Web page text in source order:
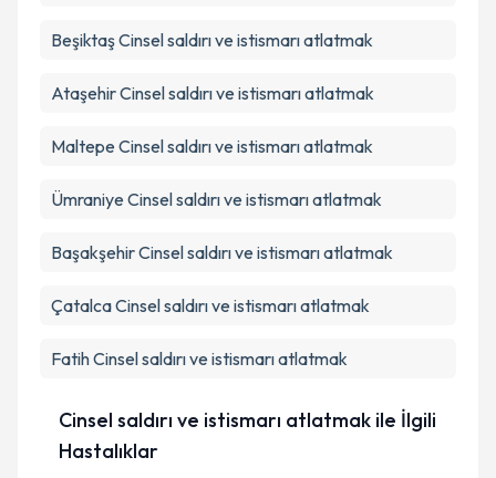
BeşiktaşCinsel saldırı ve istismarı atlatmak
AtaşehirCinsel saldırı ve istismarı atlatmak
Maltepe Cinsel saldırı ve istismarı atlatmak
Ümraniye Cinsel saldırı ve istismarı atlatmak
BaşakşehirCinsel saldırı ve istismarı atlatmak
ÇatalcaCinsel saldırı ve istismarı atlatmak
FatihCinsel saldırı ve istismarı atlatmak
Cinsel saldırı ve istismarı atlatmak ile İlgili
Hastalıklar